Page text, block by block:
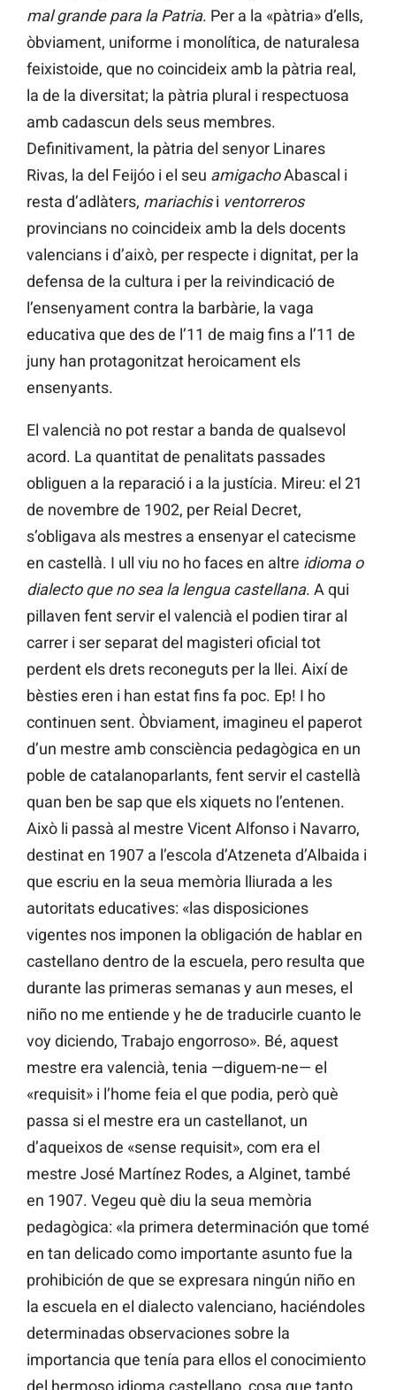
mal grande para la Patria. Per a la «pàtria» d’ells,
òbviament, uniforme i monolítica, de naturalesa
feixistoide, que no coincideix amb la pàtria real,
la de la diversitat; la pàtria plural i respectuosa
amb cadascun dels seus membres.
Definitivament, la pàtria del senyor Linares
Rivas, la del Feijóo i el seu amigachoAbascal i
resta d’adlàters, mariachisi ventorreros
provincians no coincideix amb la dels docents
valencians i d’això, per respecte i dignitat, per la
defensa de la cultura i per la reivindicació de
l’ensenyament contra la barbàrie, la vaga
educativa que des de l’11 de maig fins a l’11 de
juny han protagonitzat heroicament els
ensenyants.
El valencià no pot restar a banda de qualsevol
acord. La quantitat de penalitats passades
obliguen a la reparació i a la justícia. Mireu: el 21
de novembre de 1902, per Reial Decret,
s’obligava als mestres a ensenyar el catecisme
en castellà. I ull viu no ho faces en altre idioma o
dialecto que no sea la lengua castellana. A qui
pillaven fent servir el valencià el podien tirar al
carrer i ser separat del magisteri oficial tot
perdent els drets reconeguts per la llei. Així de
bèsties eren i han estat fins fa poc. Ep! I ho
continuen sent. Òbviament, imagineu el paperot
d’un mestre amb consciència pedagògica en un
poble de catalanoparlants, fent servir el castellà
quan ben be sap que els xiquets no l’entenen.
Això li passà al mestre Vicent Alfonso i Navarro,
destinat en 1907 a l’escola d’Atzeneta d’Albaida i
que escriu en la seua memòria lliurada a les
autoritats educatives: «las disposiciones
vigentes nos imponen la obligación de hablar en
castellano dentro de la escuela, pero resulta que
durante las primeras semanas y aun meses, el
niño no me entiende y he de traducirle cuanto le
voy diciendo, Trabajo engorroso». Bé, aquest
mestre era valencià, tenia —diguem-ne— el
«requisit» i l’home feia el que podia, però què
passa si el mestre era un castellanot, un
d’aqueixos de «sense requisit», com era el
mestre José Martínez Rodes, a Alginet, també
en 1907. Vegeu què diu la seua memòria
pedagògica: «la primera determinación que tomé
en tan delicado como importante asunto fue la
prohibición de que se expresara ningún niño en
la escuela en el dialecto valenciano, haciéndoles
determinadas observaciones sobre la
importancia que tenía para ellos el conocimiento
del hermoso idioma castellano, cosa que tanto